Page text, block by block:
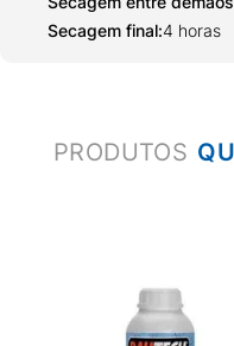
Secagem final:4 horas
PRODUTOS